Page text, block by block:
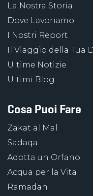
La Nostra Storia
Dove Lavoriamo
I Nostri Report
Il Viaggio della Tua
Ultime Notizie
Ultimi Blog
Cosa Puoi Fare
Zakat al Mal
Sadaqa
Adotta un Orfano
Acqua per la Vita
Ramadan